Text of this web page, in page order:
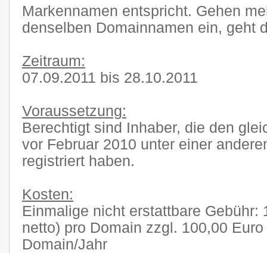
Markennamen entspricht. Gehen
denselben Domainnamen ein, geht
Zeitraum:
07.09.2011 bis 28.10.2011
Voraussetzung:
Berechtigt sind Inhaber, die den
vor Februar 2010 unter einer
registriert haben.
Kosten:
Einmalige nicht erstattbare Gebühr:
netto) pro Domain zzgl. 100,00
Domain/Jahr